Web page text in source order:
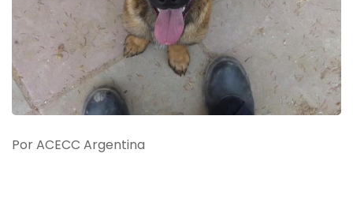
Por ACECC Argentina